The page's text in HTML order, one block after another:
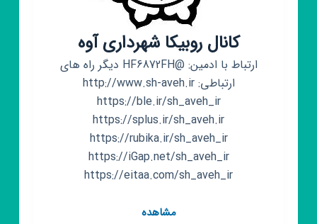
کانال روبیکا شهرداری آوه
ارتباط با ادمین: @HF6872FH دیگر راه های
ارتباطی: http://www.sh-aveh.ir
https://ble.ir/sh_aveh_ir
https://splus.ir/sh_aveh.ir
https://rubika.ir/sh_aveh_ir
https://iGap.net/sh_aveh_ir
https://eitaa.com/sh_aveh_ir
مشاهدهکانال